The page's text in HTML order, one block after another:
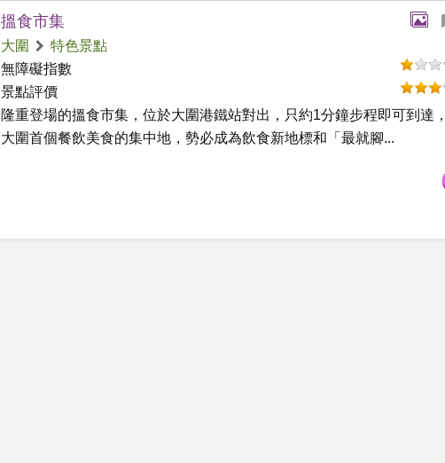
搵食市集
大圍
特色景點
無障礙指數
景點評價
隆重登場的搵食市集，位於大圍港鐵站對出，只約1分鐘步程即可到達
大圍首個餐飲美食的集中地，勢必成為飲食新地標和「最就腳...